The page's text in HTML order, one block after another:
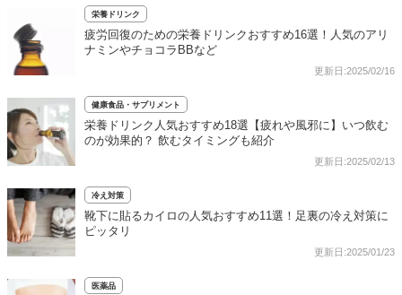
栄養ドリンク
疲労回復のための栄養ドリンクおすすめ16選！人気のアリ
ナミンやチョコラBBなど
更新日:2025/02/16
健康食品・サプリメント
栄養ドリンク人気おすすめ18選【疲れや風邪に】いつ飲む
のが効果的？ 飲むタイミングも紹介
更新日:2025/02/13
冷え対策
靴下に貼るカイロの人気おすすめ11選！足裏の冷え対策に
ピッタリ
更新日:2025/01/23
医薬品